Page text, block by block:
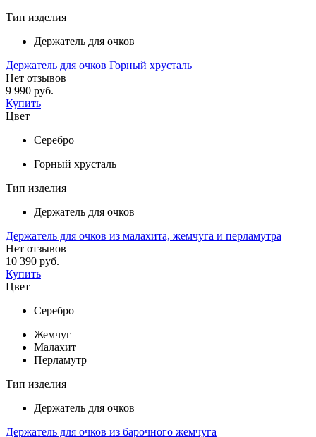
Тип изделия
Держатель для очков
Держатель для очков Горный хрусталь
Нет отзывов
9 990 руб.
Купить
Цвет
Серебро
Горный хрусталь
Тип изделия
Держатель для очков
Держатель для очков из малахита, жемчуга и перламутра
Нет отзывов
10 390 руб.
Купить
Цвет
Серебро
Жемчуг
Малахит
Перламутр
Тип изделия
Держатель для очков
Держатель для очков из барочного жемчуга